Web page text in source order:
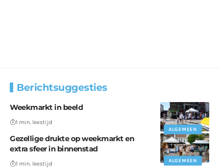
Berichtsuggesties
ALGEMEEN
Weekmarkt in beeld
1 min. leestijd
ALGEMEEN
Gezellige drukte op weekmarkt en
extra sfeer in binnenstad
1 min. leestijd